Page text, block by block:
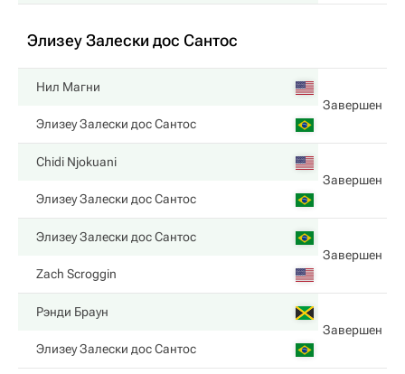
Элизеу Залески дос Сантос
Нил Магни
Завершен
Элизеу Залески дос Сантос
Chidi Njokuani
Завершен
Элизеу Залески дос Сантос
Элизеу Залески дос Сантос
Завершен
Zach Scroggin
Рэнди Браун
Завершен
Элизеу Залески дос Сантос